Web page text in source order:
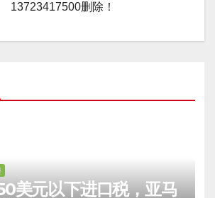
13723417500删除！
美元以下进口税，亚马